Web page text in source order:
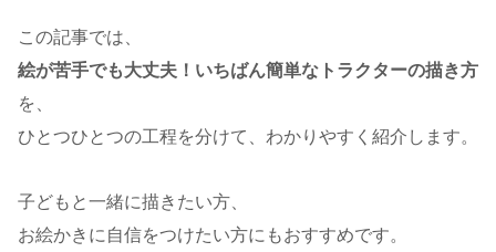
この記事では、
絵が苦手でも大丈夫！いちばん簡単なトラクターの描き方
を、
ひとつひとつの工程を分けて、わかりやすく紹介します。
子どもと一緒に描きたい方、
お絵かきに自信をつけたい方にもおすすめです。